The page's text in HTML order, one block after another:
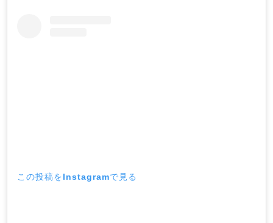
この投稿をInstagramで見る